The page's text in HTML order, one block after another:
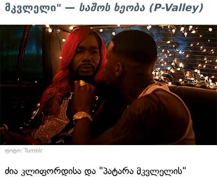
მკვლელი" — საშოს ხეობა (P-Valley)
ფოტო: Tumblr
ძია კლიფორდისა და "პატარა მკვლელის"